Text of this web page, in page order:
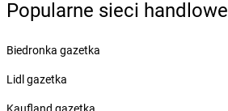
Żabka Brenna
Żabka
Żabka
Brodnica Górna
Żabka Brody
Żabka
Brojce
Popularne sieci handlowe
Biedronka gazetka
Lidl gazetka